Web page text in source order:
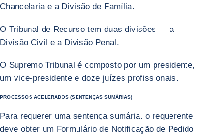
Chancelaria e a Divisão de Família.
O Tribunal de Recurso tem duas divisões — a
Divisão Civil e a Divisão Penal.
O Supremo Tribunal é composto por um presidente,
um vice-presidente e doze juízes profissionais.
PROCESSOS ACELERADOS (SENTENÇAS SUMÁRIAS)
Para requerer uma sentença sumária, o requerente
deve obter um Formulário de Notificação de Pedido